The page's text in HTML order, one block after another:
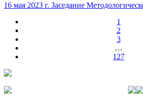
16 мая 2023 г. Заседание
1
2
3
…
127